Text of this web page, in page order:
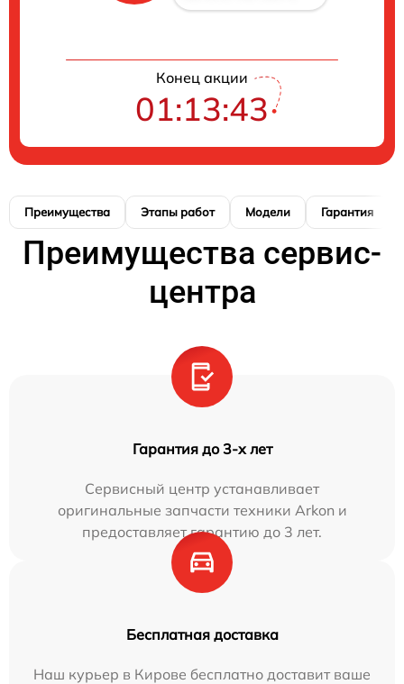
Конец акции
01:13:41
Преимущества Этапы работ Модели Гарантия
Преимущества сервис-
центра
Гарантия до 3-х лет
Сервисный центр устанавливает
оригинальные запчасти техники Arkon и
предоставляет гарантию до 3 лет.
Бесплатная доставка
Наш курьер в Кирове бесплатно доставит ваше